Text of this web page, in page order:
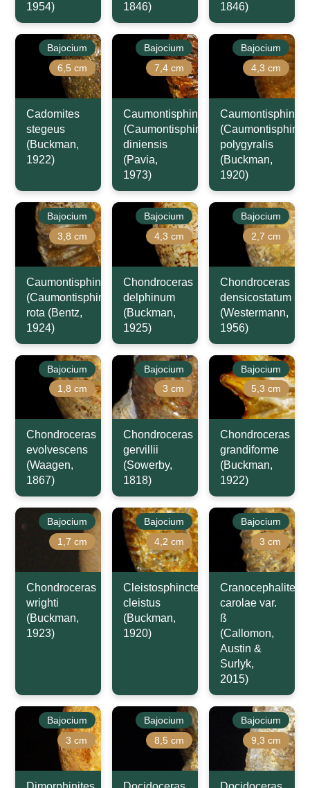
1954)
1846)
1846)
Bajocium
6,5 cm
Cadomites
stegeus
(Buckman,
1922)
Bajocium
7,4 cm
Caumontisphinctes
(Caumontisphinctes)
diniensis
(Pavia,
1973)
Bajocium
4,3 cm
polygyralis
(Buckman,
1920)
Bajocium
3,8 cm
Caumontisphinctes
(Caumontisphinctes)
rota (Bentz,
1924)
Bajocium
4,3 cm
Chondroceras
delphinum
(Buckman,
1925)
Bajocium
2,7 cm
Chondroceras
densicostatum
(Westermann,
1956)
Bajocium
1,8 cm
Chondroceras
evolvescens
(Waagen,
1867)
Bajocium
3 cm
Chondroceras
gervillii
(Sowerby,
1818)
Bajocium
5,3 cm
Chondroceras
grandiforme
(Buckman,
1922)
Bajocium
1,7 cm
Chondroceras
wrighti
(Buckman,
1923)
Bajocium
4,2 cm
Cleistosphinctes
cleistus
(Buckman,
1920)
Bajocium
3 cm
Cranocephalites
carolae var.
ß
(Callomon,
Austin &
Surlyk,
2015)
Bajocium
3 cm
Bajocium
8,5 cm
Bajocium
9,3 cm